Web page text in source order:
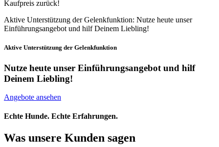
Kaufpreis zurück!
Aktive Unterstützung der Gelenkfunktion: Nutze heute unser
Einführungsangebot und hilf Deinem Liebling!
Aktive Unterstützung der Gelenkfunktion
Nutze heute unser Einführungsangebot und hilf
Deinem Liebling!
Angebote ansehen
Echte Hunde. Echte Erfahrungen.
Was unsere Kunden sagen